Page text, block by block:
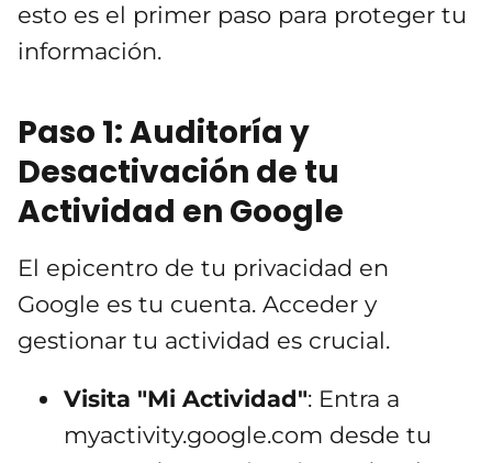
esto es el primer paso para proteger tu
información.
Paso 1: Auditoría y
Desactivación de tu
Actividad en Google
El epicentro de tu privacidad en
Google es tu cuenta. Acceder y
gestionar tu actividad es crucial.
Visita "Mi Actividad": Entra a
myactivity.google.com desde tu